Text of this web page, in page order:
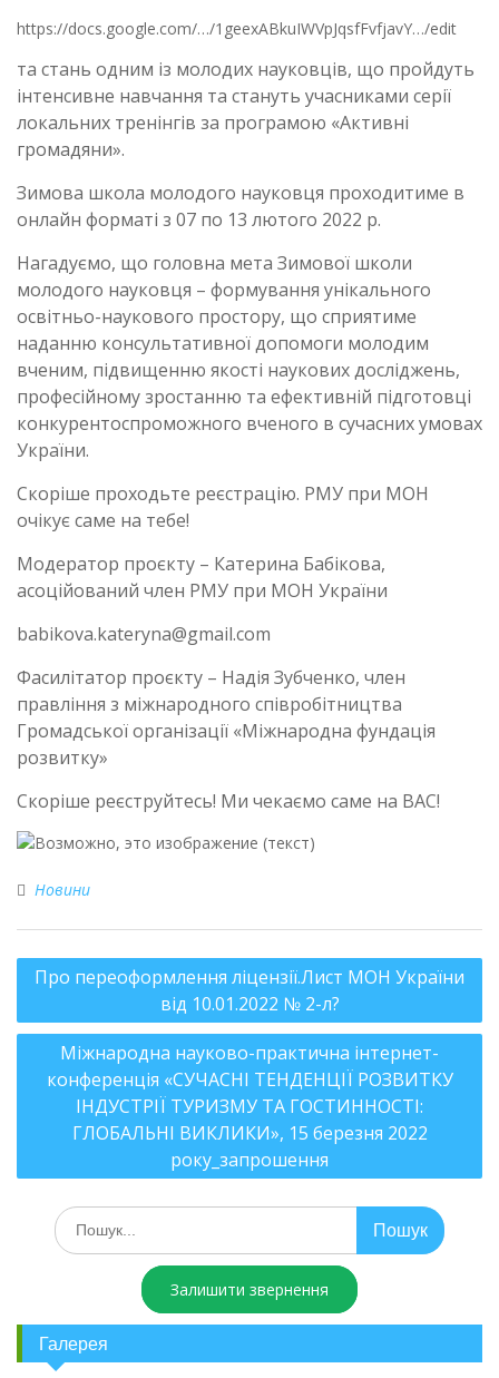
https://docs.google.com/…/1geexABkuIWVpJqsfFvfjavY…/edit
та стань одним із молодих науковців, що пройдуть
інтенсивне навчання та стануть учасниками серії
локальних тренінгів за програмою «Активні
громадяни».
Зимова школа молодого науковця проходитиме в
онлайн форматі з 07 по 13 лютого 2022 р.
Нагадуємо, що головна мета Зимової школи
молодого науковця – формування унікального
освітньо-наукового простору, що сприятиме
наданню консультативної допомоги молодим
вченим, підвищенню якості наукових досліджень,
професійному зростанню та ефективній підготовці
конкурентоспроможного вченого в сучасних умовах
України.
Скоріше проходьте реєстрацію. РМУ при МОН
очікує саме на тебе!
Модератор проєкту – Катерина Бабікова,
асоційований член РМУ при МОН України
babikova.kateryna@gmail.com
Фасилітатор проєкту – Надія Зубченко, член
правління з міжнародного співробітництва
Громадської організації «Міжнародна фундація
розвитку»
Скоріше реєструйтесь! Ми чекаємо саме на ВАС!
Новини
Про переоформлення ліцензії.Лист МОН України
від 10.01.2022 № 2-л?
Міжнародна науково-практична інтернет-
конференція «СУЧАСНІ ТЕНДЕНЦІЇ РОЗВИТКУ
ІНДУСТРІЇ ТУРИЗМУ ТА ГОСТИННОСТІ:
ГЛОБАЛЬНІ ВИКЛИКИ», 15 березня 2022
року_запрошення
Залишити звернення
Галерея